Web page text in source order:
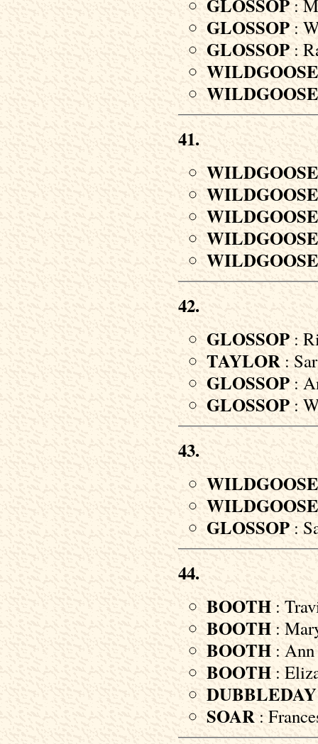
GLOSSOP :
GLOSSOP :
GLOSSOP :
WILDGOOSE
WILDGOOSE
41.
WILDGOOSE
WILDGOOSE
WILDGOOSE
WILDGOOSE
WILDGOOSE
42.
GLOSSOP :
TAYLOR :
GLOSSOP :
GLOSSOP :
43.
WILDGOOSE
WILDGOOSE
GLOSSOP :
44.
BOOTH :
BOOTH :
BOOTH :
BOOTH :
DUBBLEDAY
SOAR :